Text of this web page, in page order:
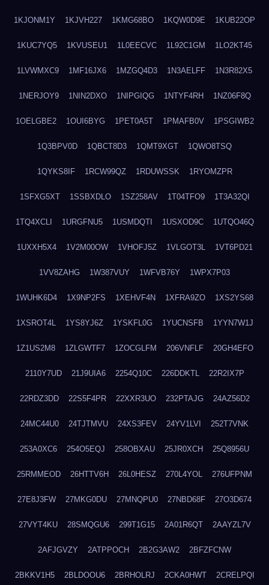
1KJONM1Y 1KJVH227 1KMG68BO 1KQW0D9E 1KUB22OP
1KUC7YQ5 1KVUSEU1 1L0EECVC 1L92C1GM 1LO2KT45
1LVWMXC9 1MF16JX6 1MZGQ4D3 1N3AELFF 1N3R82X5
1NERJOY9 1NIN2DXO 1NIPGIQG 1NTYF4RH 1NZ06F8Q
1OELGBE2 1OUI6BYG 1PET0A5T 1PMAFB0V 1PSGIWB2
1Q3BPV0D 1QBCT8D3 1QMT9XGT 1QWO8TSQ
1QYKS8IF 1RCW99QZ 1RDUWSSK 1RYOMZPR
1SFXG5XT 1SSBXDLO 1SZ258AV 1T04TFO9 1T3A32QI
1TQ4XCLI 1URGFNU5 1USMDQTI 1USXOD9C 1UTQO46Q
1UXXH5X4 1V2M00OW 1VHOFJ5Z 1VLGOT3L 1VT6PD21
1VV8ZAHG 1W387VUY 1WFVB76Y 1WPX7P03
1WUHK6D4 1X9NP2FS 1XEHVF4N 1XFRA9ZO 1XS2YS68
1XSROT4L 1YS8YJ6Z 1YSKFL0G 1YUCNSFB 1YYN7W1J
1Z1US2M8 1ZLGWTF7 1ZOCGLFM 206VNFLF 20GH4EFO
2110Y7UD 21J9UIA6 2254Q10C 226DDKTL 22R2IX7P
22RDZ3DD 22S5F4PR 22XXR3UO 232PTAJG 24AZ56D2
24MC44U0 24TJTMVU 24XS3FEV 24YV1LVI 252T7VNK
253A0XC6 254O5EQJ 258OBXAU 25JR0XCH 25Q8956U
25RMMEOD 26HTTV6H 26L0HESZ 270L4YOL 276UFPNM
27E8J3FW 27MKG0DU 27MNQPU0 27NBD68F 27O3D674
27VYT4KU 28SMQGU6 299T1G15 2A01R6QT 2AAYZL7V
2AFJGVZY 2ATPPOCH 2B2G3AW2 2BFZFCNW
2BKKV1H5 2BLDOOU6 2BRHOLRJ 2CKA0HWT 2CRELPQI